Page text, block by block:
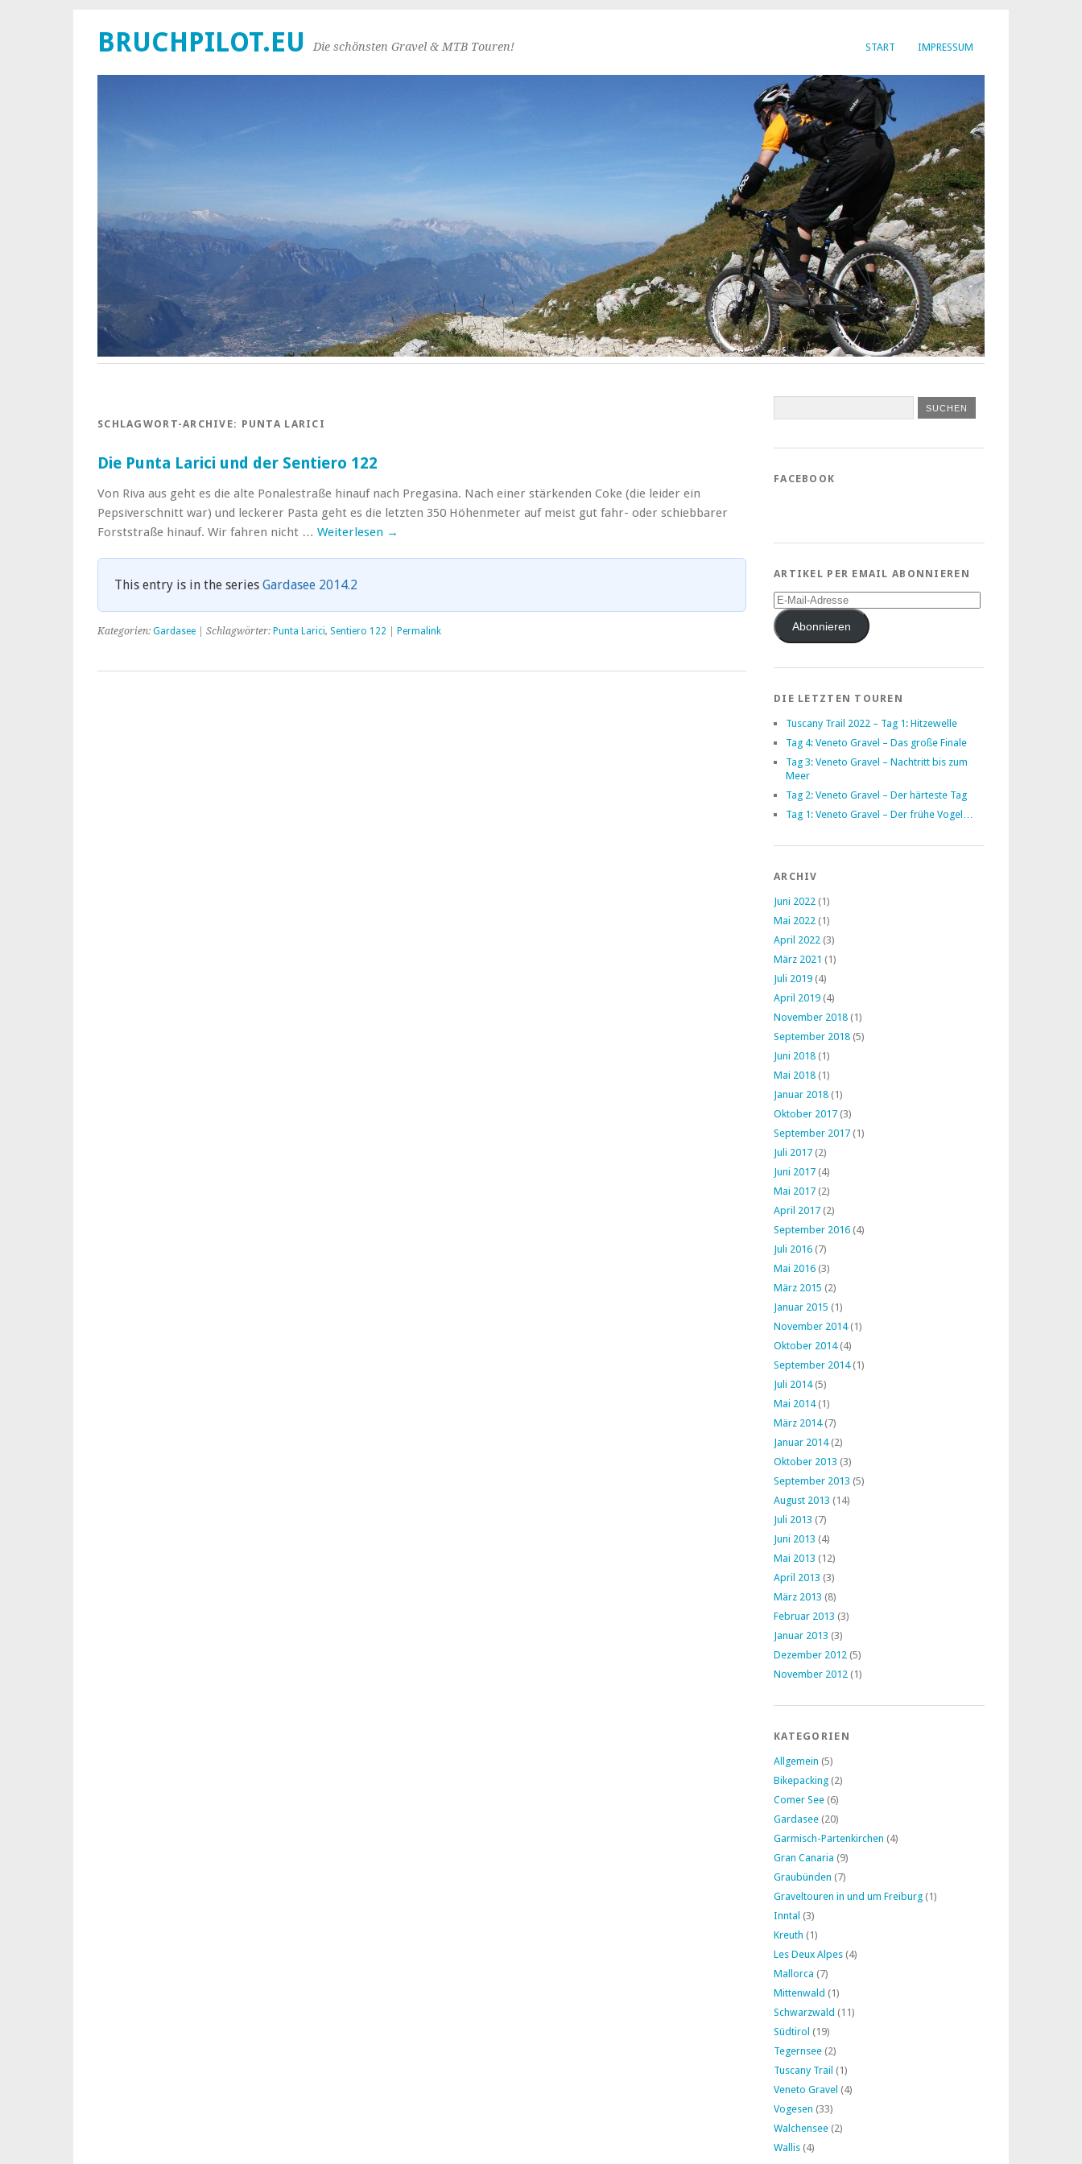
START IMPRESSUM
BRUCHPILOT.EU Die schönsten Gravel & MTB Touren!
SCHLAGWORT-ARCHIVE: PUNTA LARICI
Die Punta Larici und der Sentiero 122
Von Riva aus geht es die alte Ponalestraße hinauf nach Pregasina. Nach einer stärkenden Coke (die leider ein
Pepsiverschnitt war) und leckerer Pasta geht es die letzten 350 Höhenmeter auf meist gut fahr- oder schiebbarer
Forststraße hinauf. Wir fahren nicht … Weiterlesen →
This entry is in the series Gardasee 2014.2
Kategorien: Gardasee | Schlagwörter: Punta Larici, Sentiero 122 Permalink
FACEBOOK
ARTIKEL PER EMAIL ABONNIEREN
E-
Mail-
AdresseAbonnieren
DIE LETZTEN TOUREN
Tuscany Trail 2022 – Tag 1: Hitzewelle
Tag 4: Veneto Gravel – Das große Finale
Tag 3: Veneto Gravel – Nachtritt bis zum
Meer
Tag 2: Veneto Gravel – Der härteste Tag
Tag 1: Veneto Gravel – Der frühe Vogel…
ARCHIV
Juni 2022 (1)
Mai 2022 (1)
April 2022 (3)
März 2021 (1)
Juli 2019 (4)
April 2019 (4)
November 2018 (1)
September 2018 (5)
Juni 2018 (1)
Mai 2018 (1)
Januar 2018 (1)
Oktober 2017 (3)
September 2017 (1)
Juli 2017 (2)
Juni 2017 (4)
Mai 2017 (2)
April 2017 (2)
September 2016 (4)
Juli 2016 (7)
Mai 2016 (3)
März 2015 (2)
Januar 2015 (1)
November 2014(1)
Oktober 2014(4)
September 2014(1)
Juli 2014(5)
Mai 2014(1)
März 2014(7)
Januar 2014(2)
Oktober 2013 (3)
September 2013 (5)
August 2013 (14)
Juli 2013 (7)
Juni 2013 (4)
Mai 2013 (12)
April 2013 (3)
März 2013 (8)
Februar 2013 (3)
Januar 2013 (3)
Dezember 2012 (5)
November 2012 (1)
KATEGORIEN
Allgemein (5)
Bikepacking (2)
Comer See (6)
Gardasee (20)
Garmisch-Partenkirchen (4)
Gran Canaria (9)
Graubünden (7)
Graveltouren in und um Freiburg (1)
Inntal (3)
Kreuth (1)
Les Deux Alpes (4)
Mallorca (7)
Mittenwald (1)
Schwarzwald (11)
Südtirol (19)
Tegernsee (2)
Tuscany Trail (1)
Veneto Gravel (4)
Vogesen (33)
Walchensee (2)
Wallis (4)